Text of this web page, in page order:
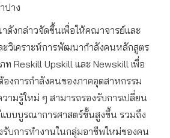
ปาง
ดังกล่าวจัดขึ้นเพื่อให้คณาจารย์และ
วิเคราะห์การพัฒนากำลังคนหลักสูตร
ท Reskill Upskill และ Newskill เพื่อ
งการกำลังคนของภาคอุตสาหกรรม
ามรู้ใหม่ ๆ สามารถรองรับการเปลี่ยน
แบบบูรณาการศาสตร์ขั้นสูงขึ้น รวมถึง
บการทำงานในกลุ่มอาชีพใหม่ของคน